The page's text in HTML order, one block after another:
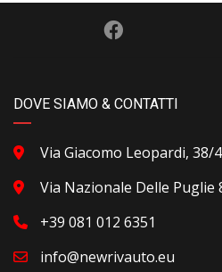
DOVE SIAMO & CONTATTI
Via Giacomo Leopardi, 38/
Via Nazionale Delle Puglie
+39 081 012 6351
info@newrivauto.eu